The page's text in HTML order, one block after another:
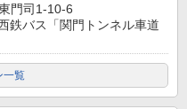
門司1-10-6
バス「関門トンネル車道
一覧